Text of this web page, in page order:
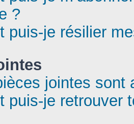
?
puis-je résilier
jointes sont
puis-je retrouver